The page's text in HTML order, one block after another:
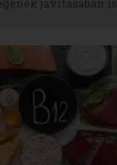
javításában is.